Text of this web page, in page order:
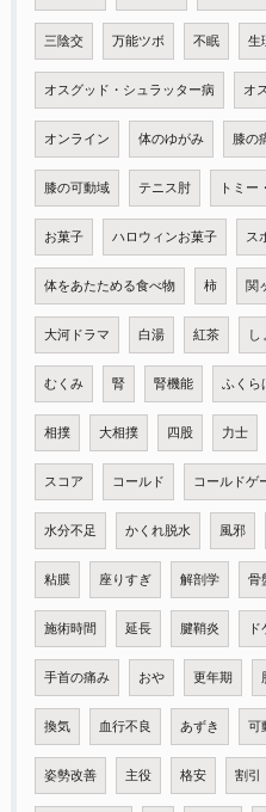
三陰交 万能ツボ 不眠 生
オスグッド・シュラッター病 オ
オンライン 体のゆがみ 膝の
膝の可動域 テニス肘 トミー
お菓子 ハロウィンお菓子 ス
体をあたためる食べ物 柿 関
大河ドラマ 白湯 紅茶 し
むくみ 腎 腎機能 ふくら
相撲 大相撲 四股 力士
スコア コールド コールドゲ
水分不足 かくれ脱水 風邪
粘膜 座りすぎ 解剖学 骨
施術時間 延長 腱鞘炎
手首の痛み おや 更年期
換気 血行不良 あずき 可
姿勢改善 主役 格安 割引